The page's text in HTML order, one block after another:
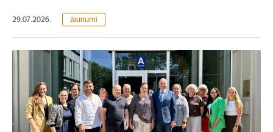
29.07.2026. Jaunumi